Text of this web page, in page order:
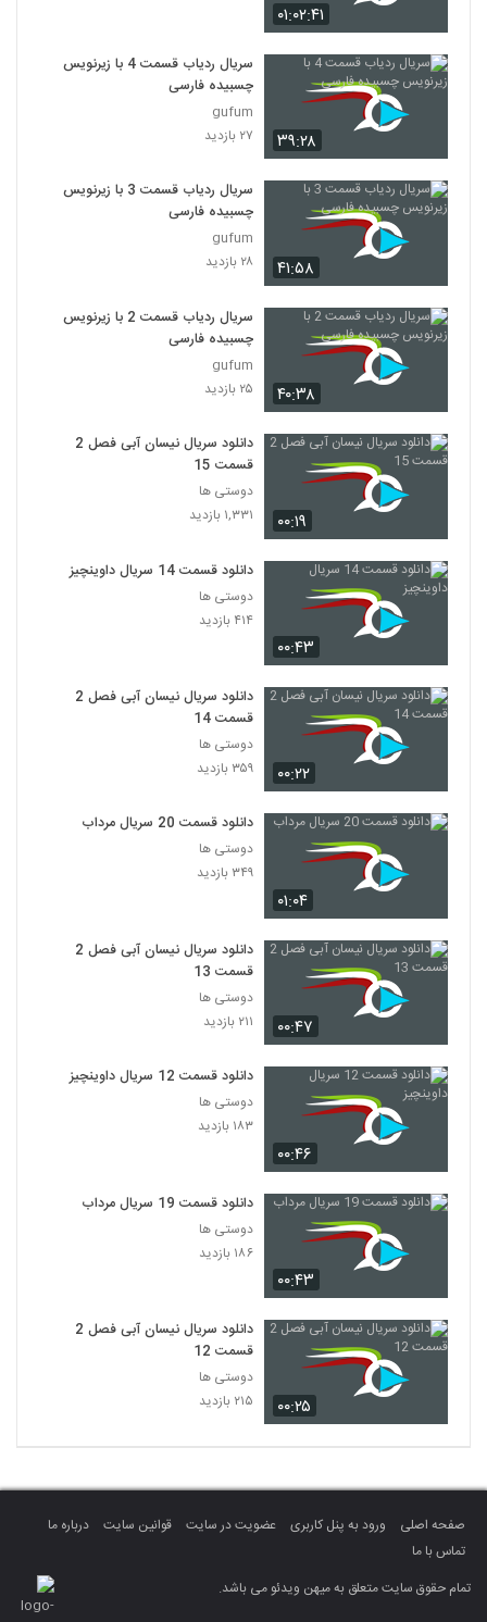
۰۱:۰۲:۴۱
۳۹:۲۸
سریال ردیاب قسمت 4 با زیرنویس
چسبیده فارسی
gufum
۲۷ بازدید
۴۱:۵۸
سریال ردیاب قسمت 3 با زیرنویس
چسبیده فارسی
gufum
۲۸ بازدید
۴۰:۳۸
سریال ردیاب قسمت 2 با زیرنویس
چسبیده فارسی
gufum
۲۵ بازدید
۰۰:۱۹
دانلود سریال نیسان آبی فصل 2
قسمت 15
دوستی ها
۱,۳۳۱ بازدید
۰۰:۴۳
دانلود قسمت 14 سریال داوینچیز
دوستی ها
۴۱۴ بازدید
۰۰:۲۲
دانلود سریال نیسان آبی فصل 2
قسمت 14
دوستی ها
۳۵۹ بازدید
۰۱:۰۴
دانلود قسمت 20 سریال مرداب
دوستی ها
۳۴۹ بازدید
۰۰:۴۷
دانلود سریال نیسان آبی فصل 2
قسمت 13
دوستی ها
۲۱۱ بازدید
۰۰:۴۶
دانلود قسمت 12 سریال داوینچیز
دوستی ها
۱۸۳ بازدید
۰۰:۴۳
دانلود قسمت 19 سریال مرداب
دوستی ها
۱۸۶ بازدید
۰۰:۲۵
دانلود سریال نیسان آبی فصل 2
قسمت 12
دوستی ها
۲۱۵ بازدید
صفحه اصلی ورود به پنل کاربری عضویت در سایت قوانین سایت
درباره ما
تماس با ما
تمام حقوق سایت متعلق به میهن ویدئو می باشد.